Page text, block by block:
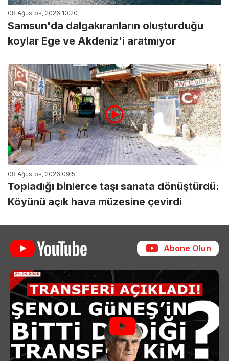
08 Ağustos, 2026 10:20
Samsun'da dalgakıranların oluşturduğu
koylar Ege ve Akdeniz'i aratmıyor
08 Ağustos, 2026 09:51
Topladığı binlerce taşı sanata dönüştürdü:
Köyünü açık hava müzesine çevirdi
Abone Olun